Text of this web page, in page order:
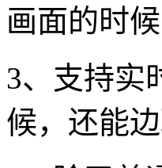
画面的时
3、支持实
候，还能